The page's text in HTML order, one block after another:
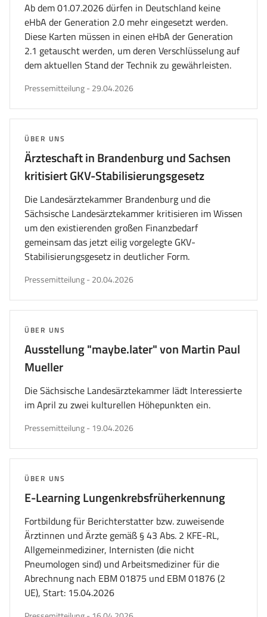
Ab dem 01.07.2026 dürfen in Deutschland keine
eHbA der Generation 2.0 mehr eingesetzt werden.
Diese Karten müssen in einen eHbA der Generation
2.1 getauscht werden, um deren Verschlüsselung auf
dem aktuellen Stand der Technik zu gewährleisten.
Pressemitteilungveröffentlicht
- 29.04.2026
Ärzteschaft in Brandenburg und Sachsen
kritisiert GKV-Stabilisierungsgesetz
THEMA:
ÜBER UNS
Die Landesärztekammer Brandenburg und die
Sächsische Landesärztekammer kritisieren im Wissen
um den existierenden großen Finanzbedarf
gemeinsam das jetzt eilig vorgelegte GKV-
Stabilisierungsgesetz in deutlicher Form.
Pressemitteilungveröffentlicht
- 20.04.2026
Ausstellung "maybe.later" von Martin Paul
Mueller
THEMA:
ÜBER UNS
Die Sächsische Landesärztekammer lädt Interessierte
im April zu zwei kulturellen Höhepunkten ein.
Pressemitteilungveröffentlicht
- 19.04.2026
E-Learning Lungenkrebsfrüherkennung
THEMA:
ÜBER UNS
Fortbildung für Berichterstatter bzw. zuweisende
Ärztinnen und Ärzte gemäß § 43 Abs. 2 KFE-RL,
Allgemeinmediziner, Internisten (die nicht
Pneumologen sind) und Arbeitsmediziner für die
Abrechnung nach EBM 01875 und EBM 01876 (2
UE), Start: 15.04.2026